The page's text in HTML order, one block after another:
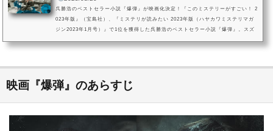
呉勝浩のベストセラー小説『爆弾』が映画化決定！『このミステリーがすごい！ 2
023年版』（宝島社）、『ミステリが読みたい 2023年版（ハヤカワミステリマガ
ジン2023年1月号）』で1位を獲得した呉勝浩のベストセラー小説『爆弾』。スズ
映画『爆弾』のあらすじ